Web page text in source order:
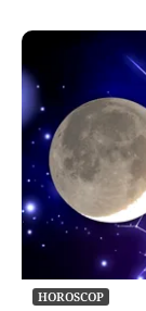
HOROSCOP